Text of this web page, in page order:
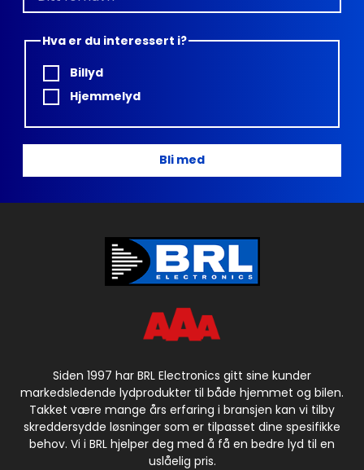
Hva er du interessert i?
Billyd
Hjemmelyd
Bli med
Siden 1997 har BRL Electronics gitt sine kunder
markedsledende lydprodukter til både hjemmet og bilen.
Takket være mange års erfaring i bransjen kan vi tilby
skreddersydde løsninger som er tilpasset dine spesifikke
behov. Vi i BRL hjelper deg med å få en bedre lyd til en
uslåelig pris.